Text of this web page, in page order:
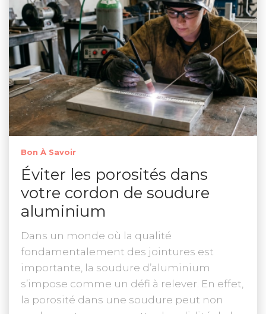
Bon À Savoir
Éviter les porosités dans
votre cordon de soudure
aluminium
Dans un monde où la qualité
fondamentalement des jointures est
importante, la soudure d’aluminium
s’impose comme un défi à relever. En effet,
la porosité dans une soudure peut non